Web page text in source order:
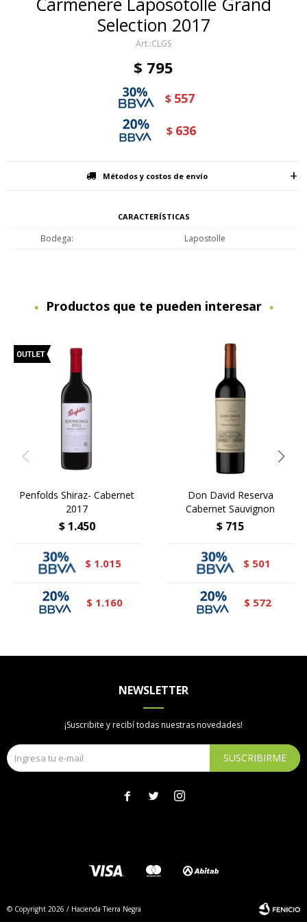
Selection 2017
CLGS
$ 795
$ 557
$ 636
Métodos y costos de envío
CARACTERÍSTICAS
Bodega Lapostolle
Productos que te pueden interesar
Penfolds Shiraz- Cabernet
2017
$ 1.450
$ 1.015
$ 1.160
Don David Reserva
Cabernet Sauvignon
$ 715
$ 501
$ 572
NEWSLETTER
¡Suscribite y recibí todas nuestras novedades!
SUSCRIBIRME
  
© Copyright 2026 / Hacienda Tierra Negra